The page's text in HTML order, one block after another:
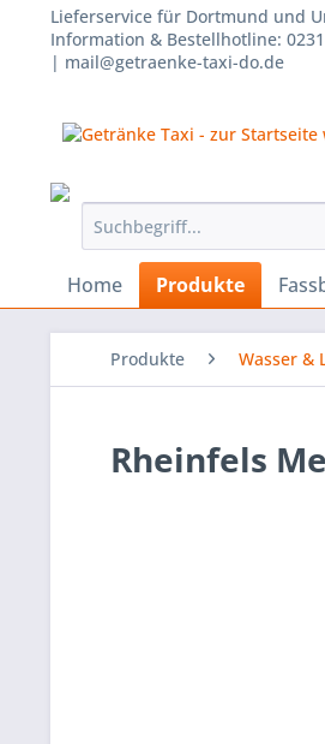
Lieferservice für Dortmund und
Information & Bestellhotline:
| mail@getraenke-taxi-do.de
Home Produkte
Produkte Wasser &
Rheinfels